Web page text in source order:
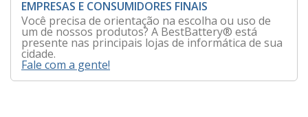
EMPRESAS E CONSUMIDORES FINAIS
Você precisa de orientação na escolha ou uso de
um de nossos produtos? A BestBattery® está
presente nas principais lojas de informática de sua
cidade.
Fale com a gente!